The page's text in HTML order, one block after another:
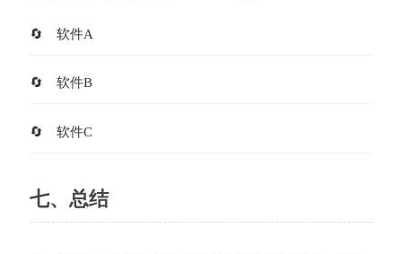
软件A
软件B
软件C
七、总结